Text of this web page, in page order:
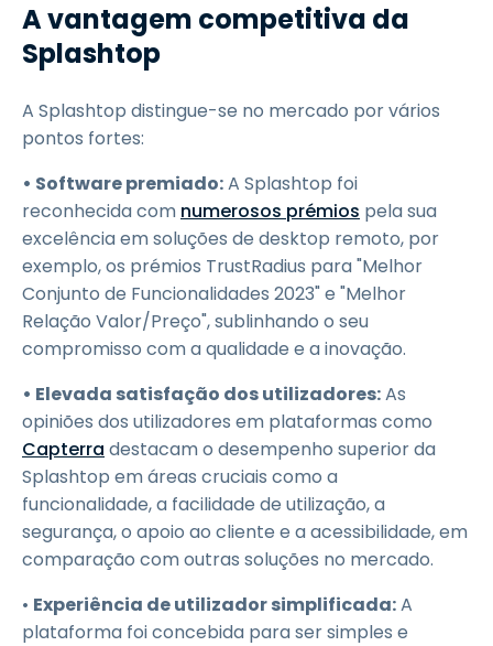
A vantagem competitiva da
Splashtop
A Splashtop distingue-se no mercado por vários
pontos fortes:
• Software premiado:A Splashtop foi
reconhecida com numerosos prémios pela sua
excelência em soluções de desktop remoto, por
exemplo, os prémios TrustRadius para "Melhor
Conjunto de Funcionalidades 2023" e "Melhor
Relação Valor/Preço", sublinhando o seu
compromisso com a qualidade e a inovação.
• Elevada satisfação dos utilizadores:As
opiniões dos utilizadores em plataformas como
Capterra destacam o desempenho superior da
Splashtop em áreas cruciais como a
funcionalidade, a facilidade de utilização, a
segurança, o apoio ao cliente e a acessibilidade, em
comparação com outras soluções no mercado.
• Experiência de utilizador simplificada:A
plataforma foi concebida para ser simples e